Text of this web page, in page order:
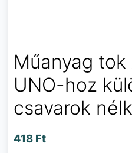
Műanyag tok
UNO-hoz
csavarok
418 Ft